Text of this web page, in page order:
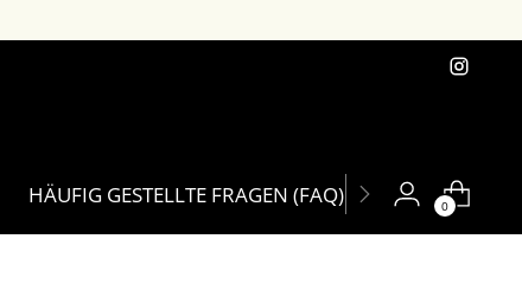
HÄUFIG GESTELLTE FRAGEN (FAQ) KONTACT
0